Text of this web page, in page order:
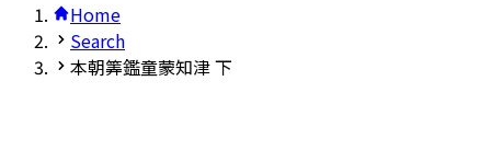
Home
Search
本朝筭鑑童蒙知津 下